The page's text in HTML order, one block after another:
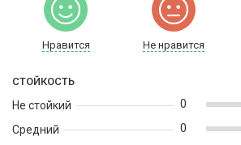
Нравится Не нравится
СТОЙКОСТЬ
Не стойкий
Средний
0
0